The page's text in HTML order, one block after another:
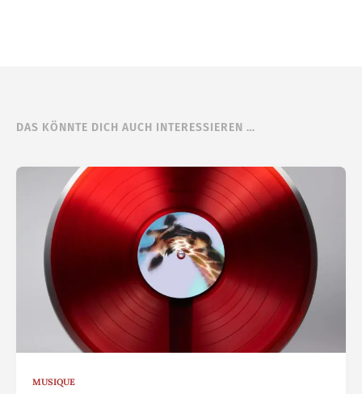
DAS KÖNNTE DICH AUCH INTERESSIEREN …
MUSIQUE